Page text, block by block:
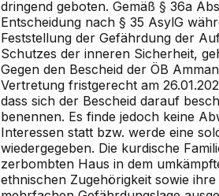
dringend geboten. Gemäß § 36a
Entscheidung nach § 35 AsylG
Feststellung der Gefährdung der
Schutzes der inneren Sicherheit,
Gegen den Bescheid der ÖB
Vertretung fristgerecht am
dass sich der Bescheid darauf
benennen. Es finde jedoch keine
Interessen statt bzw. werde eine
wiedergegeben. Die kurdische
zerbombten Haus in dem
ethnischen Zugehörigkeit sowie